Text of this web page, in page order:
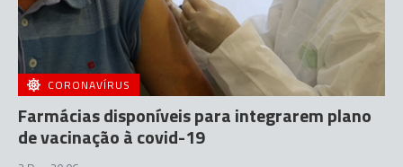
CORONAVÍRUS
Farmácias disponíveis para integrarem plano
de vacinação à covid-19